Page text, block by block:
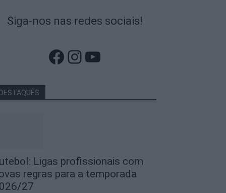
Siga-nos nas redes sociais!
Facebook
Instagram
YouTube
DESTAQUES
Ligas profissionais com
regras para a temporada
27